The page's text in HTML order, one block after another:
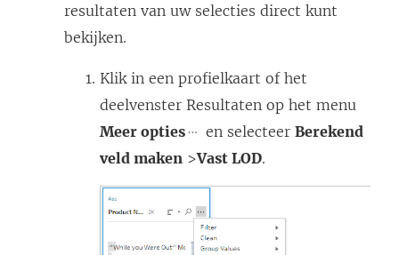
resultaten van uw selecties direct kunt
bekijken.
Klik in een profielkaart of het
deelvenster Resultaten op het menu
Meer opties
en selecteer Berekend
veld maken >Vast LOD.